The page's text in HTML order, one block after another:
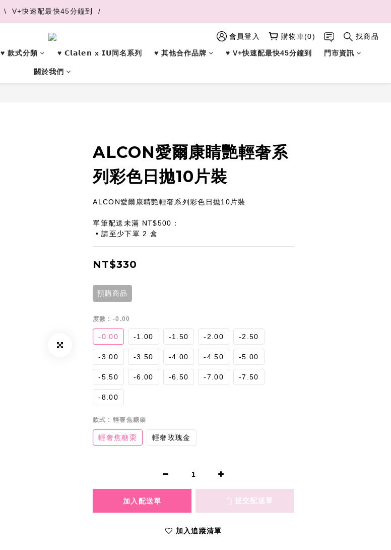
\  V+快速配最快45分鐘到  /
\  V+快速配最快45分鐘到  /
\  推薦好友 領取購物金  /
\  V+快速配最快45分鐘到  /
會員登入 購物車(0) 找商品
♥︎ 款式分類 ♥︎ 𝗖𝗹𝗮𝗹𝗲𝗻 x 𝗜𝗨同名系列 ♥︎ 其他合作品牌 ♥︎ V+快速配最快45分鐘到 門市資訊
關於我們
ALCON愛爾康睛艷輕奢系
列彩色日拋10片裝
ALCON愛爾康睛艷輕奢系列彩色日拋10片裝
單筆配送未滿 NT$500：
• 請至少下單 2 盒
NT$330
預購商品
度數 : -0.00
-0.00 -1.00 -1.50 -2.00 -2.50
-3.00 -3.50 -4.00 -4.50 -5.00
-5.50 -6.00 -6.50 -7.00 -7.50
-8.00
款式 : 輕奢焦糖栗
輕奢焦糖栗 輕奢玫瑰金
加入追蹤清單